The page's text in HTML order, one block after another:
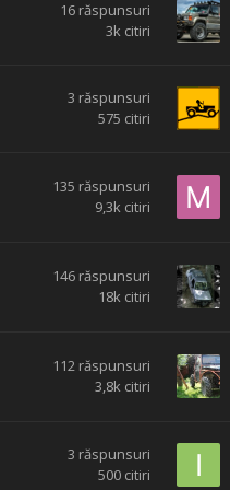
16 răspunsuri
3k citiri
3 răspunsuri
575 citiri
135 răspunsuri
9,3k citiri
146 răspunsuri
18k citiri
112 răspunsuri
3,8k citiri
3 răspunsuri
500 citiri